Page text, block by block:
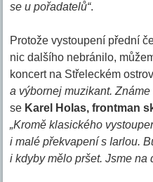
se u pořadatelů“.
Protože vystoupení přední
nic dalšího nebránilo,
koncert na Střeleckém
a výbornej muzikant.
se Karel Holas, frontman
„Kromě klasického
i malé překvapení s Iarlou.
i kdyby mělo pršet. Jsme na